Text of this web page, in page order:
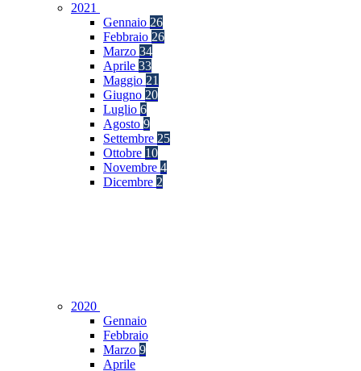
2021
Gennaio 26
Febbraio 26
Marzo 34
Aprile 33
Maggio 21
Giugno 20
Luglio 6
Agosto 9
Settembre 25
Ottobre 10
Novembre 4
Dicembre 2
2020
Gennaio
Febbraio
Marzo 9
Aprile